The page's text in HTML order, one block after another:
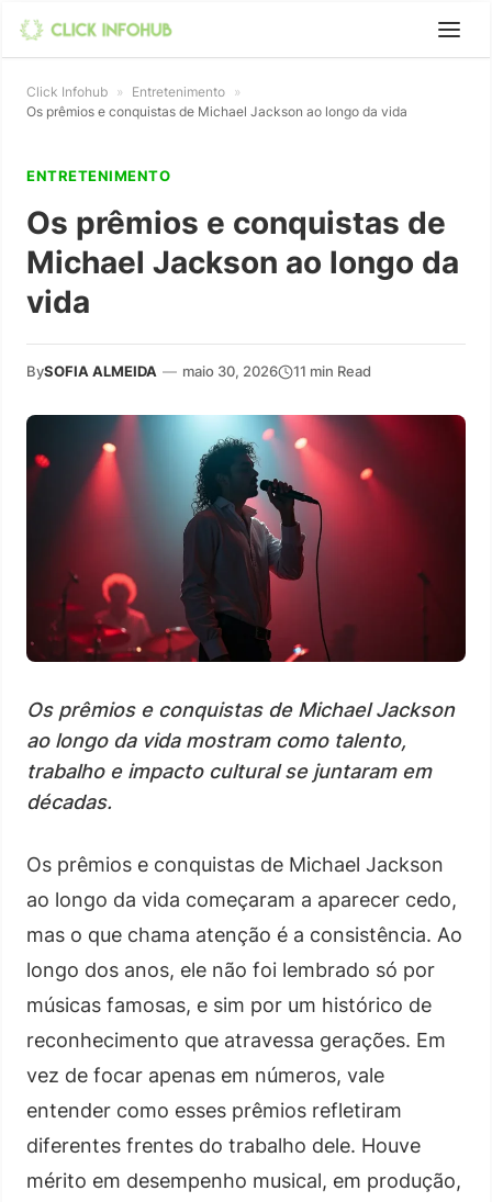
Click Infohub » Entretenimento »
Os prêmios e conquistas de Michael Jackson ao longo da vida
ENTRETENIMENTO
Os prêmios e conquistas de
Michael Jackson ao longo da
vida
BySOFIA ALMEIDA — maio 30, 2026 11 min Read
Os prêmios e conquistas de Michael Jackson
ao longo da vida mostram como talento,
trabalho e impacto cultural se juntaram em
décadas.
Os prêmios e conquistas de Michael Jackson
ao longo da vida começaram a aparecer cedo,
mas o que chama atenção é a consistência. Ao
longo dos anos, ele não foi lembrado só por
músicas famosas, e sim por um histórico de
reconhecimento que atravessa gerações. Em
vez de focar apenas em números, vale
entender como esses prêmios refletiram
diferentes frentes do trabalho dele. Houve
mérito em desempenho musical, em produção,